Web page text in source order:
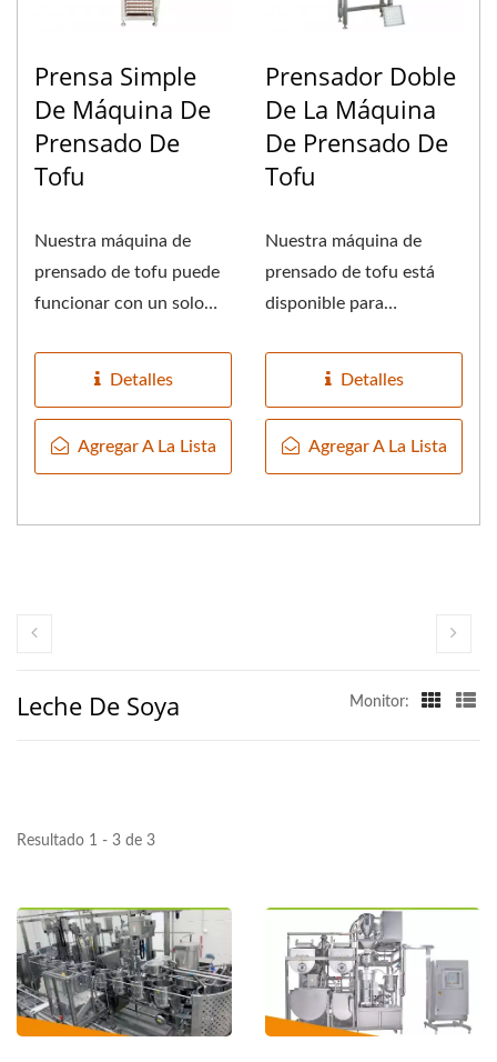
Prensa Simple
De Máquina De
Prensado De
Tofu
Nuestra máquina de
prensado de tofu puede
funcionar con un solo
Detalles
Agregar A La Lista
Prensador Doble
De La Máquina
De Prensado De
Tofu
Nuestra máquina de
prensado de tofu está
disponible para
Detalles
Agregar A La Lista
Leche De Soya Monitor:
Resultado 1 - 3 de 3